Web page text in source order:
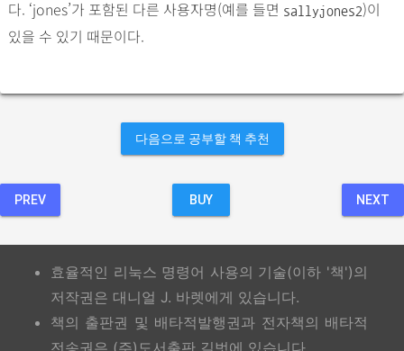
다. ‘jones’가 포함된 다른 사용자명(예를 들면 sallyjones2)이
있을 수 있기 때문이다.
다음으로 공부할 책 추천
PREV BUY NEXT
효율적인 리눅스 명령어 사용의 기술(이하 '책')의
저작권은 대니얼 J. 바렛에게 있습니다.
책의 출판권 및 배타적발행권과 전자책의 배타적
전송권은 (주)도서출판 길벗에 있습니다.